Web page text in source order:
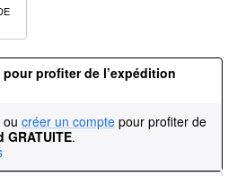
pour profiter de l’expédition
ou créer un compte pour profiter de
.